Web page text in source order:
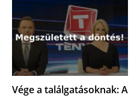
Vége a találgatásoknak: A